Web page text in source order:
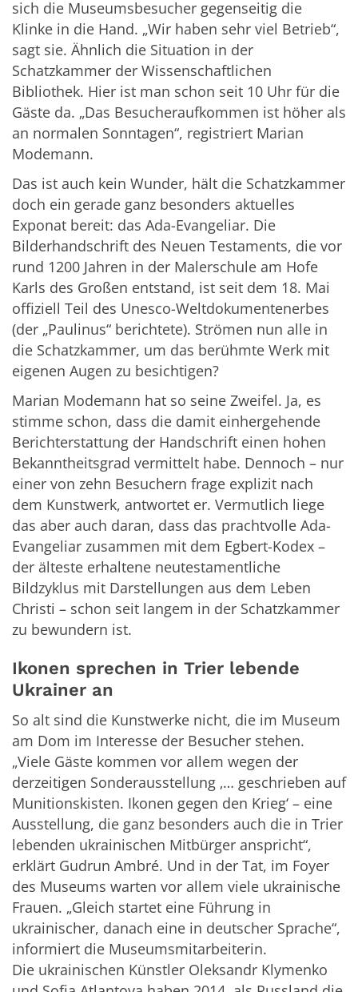
sich die Museumsbesucher gegenseitig die
Klinke in die Hand. „Wir haben sehr viel Betrieb“,
sagt sie. Ähnlich die Situation in der
Schatzkammer der Wissenschaftlichen
Bibliothek. Hier ist man schon seit 10 Uhr für die
Gäste da. „Das Besucheraufkommen ist höher als
an normalen Sonntagen“, registriert Marian
Modemann.
Das ist auch kein Wunder, hält die Schatzkammer
doch ein gerade ganz besonders aktuelles
Exponat bereit: das Ada-Evangeliar. Die
Bilderhandschrift des Neuen Testaments, die vor
rund 1200 Jahren in der Malerschule am Hofe
Karls des Großen entstand, ist seit dem 18. Mai
offiziell Teil des Unesco-Weltdokumentenerbes
(der „Paulinus“ berichtete). Strömen nun alle in
die Schatzkammer, um das berühmte Werk mit
eigenen Augen zu besichtigen?
Marian Modemann hat so seine Zweifel. Ja, es
stimme schon, dass die damit einhergehende
Berichterstattung der Handschrift einen hohen
Bekanntheitsgrad vermittelt habe. Dennoch – nur
einer von zehn Besuchern frage explizit nach
dem Kunstwerk, antwortet er. Vermutlich liege
das aber auch daran, dass das prachtvolle Ada-
Evangeliar zusammen mit dem Egbert-Kodex –
der älteste erhaltene neutestamentliche
Bildzyklus mit Darstellungen aus dem Leben
Christi – schon seit langem in der Schatzkammer
zu bewundern ist.
Ikonen sprechen in Trier lebende
Ukrainer an
So alt sind die Kunstwerke nicht, die im Museum
am Dom im Interesse der Besucher stehen.
„Viele Gäste kommen vor allem wegen der
derzeitigen Sonderausstellung ‚… geschrieben auf
Munitionskisten. Ikonen gegen den Krieg‘ – eine
Ausstellung, die ganz besonders auch die in Trier
lebenden ukrainischen Mitbürger anspricht“,
erklärt Gudrun Ambré. Und in der Tat, im Foyer
des Museums warten vor allem viele ukrainische
Frauen. „Gleich startet eine Führung in
ukrainischer, danach eine in deutscher Sprache“,
informiert die Museumsmitarbeiterin.
Die ukrainischen Künstler Oleksandr Klymenko